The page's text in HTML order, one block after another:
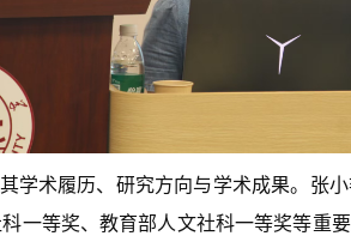
学术履历、研究方向与学术成果。张
一等奖、教育部人文社科一等奖等重